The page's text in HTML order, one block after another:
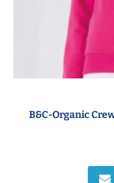
B&C-Organic